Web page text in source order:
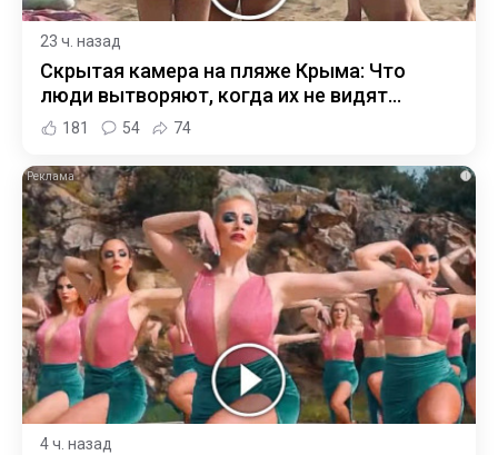
23 ч. назад
Скрытая камера на пляже Крыма: Что
люди вытворяют, когда их не видят...
181 54 74
i
4 ч. назад